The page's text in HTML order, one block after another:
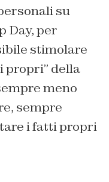
su
Day, per
stimolare
propri” della
meno
sempre
i fatti propri